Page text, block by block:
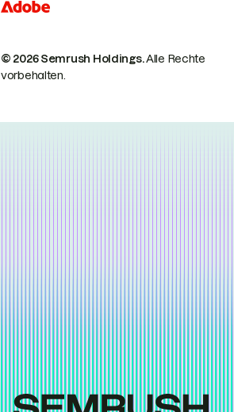
© 2026 Semrush Holdings.Alle Rechte
vorbehalten.